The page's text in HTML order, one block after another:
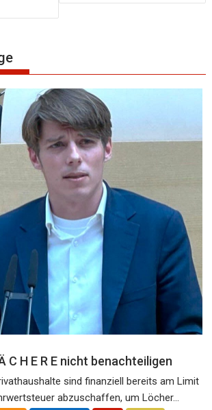
C H E R E nicht benachteiligen
sind finanziell bereits am Limit
abzuschaffen, um Löcher...